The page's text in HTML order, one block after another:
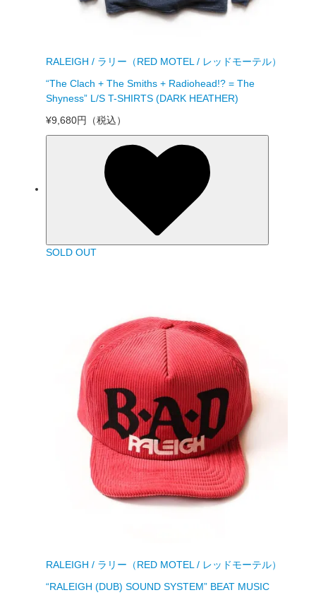
RALEIGH / ラリー（RED MOTEL / レッドモーテル）
“The Clach + The Smiths + Radiohead!? = The
Shyness” L/S T-SHIRTS (DARK HEATHER)
¥9,680円
（税込）
SOLD OUT
RALEIGH / ラリー（RED MOTEL / レッドモーテル）
“RALEIGH (DUB) SOUND SYSTEM” BEAT MUSIC